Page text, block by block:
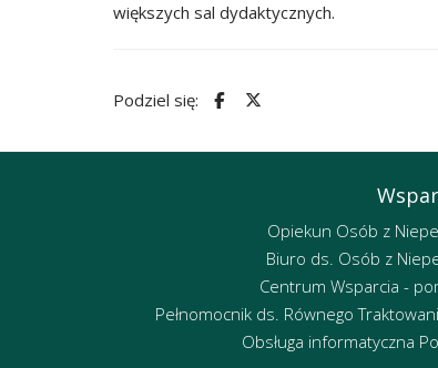
większych sal dydaktycznych.
Podziel się:
Opiekun Osób z
Biuro ds. Osób z
Centrum Wsparcia -
Pełnomocnik ds. Równego
Obsługa informatyczna